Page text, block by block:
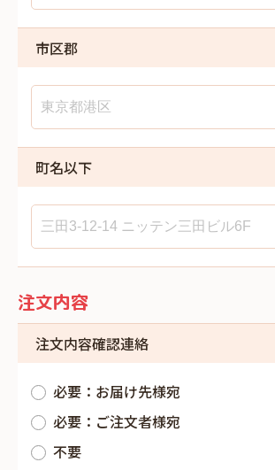
市区郡
町名以下
注文内容
注文内容確認連絡
必要：お届け先様宛
必要：ご注文者様宛
不要